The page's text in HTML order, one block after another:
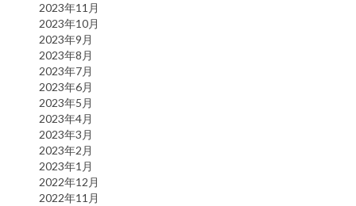
2023年11月
2023年10月
2023年9月
2023年8月
2023年7月
2023年6月
2023年5月
2023年4月
2023年3月
2023年2月
2023年1月
2022年12月
2022年11月